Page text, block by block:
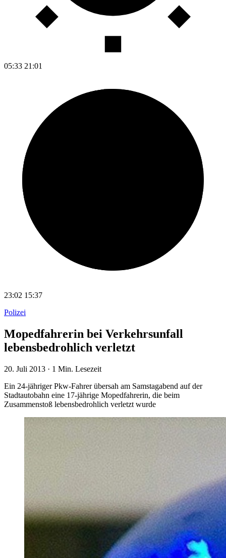
05:33 21:01
23:02 15:37
Polizei
Mopedfahrerin bei Verkehrsunfall
lebensbedrohlich verletzt
20. Juli 2013 · 1 Min. Lesezeit
Ein 24-jähriger Pkw-Fahrer übersah am Samstagabend auf der
Stadtautobahn eine 17-jährige Mopedfahrerin, die beim
Zusammenstoß lebensbedrohlich verletzt wurde